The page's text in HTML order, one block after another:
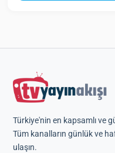
Türkiye'nin en kapsamlı ve
Tüm kanalların günlük ve
ulaşın.